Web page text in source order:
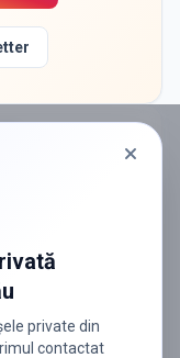
private din
contactat
ele — fără